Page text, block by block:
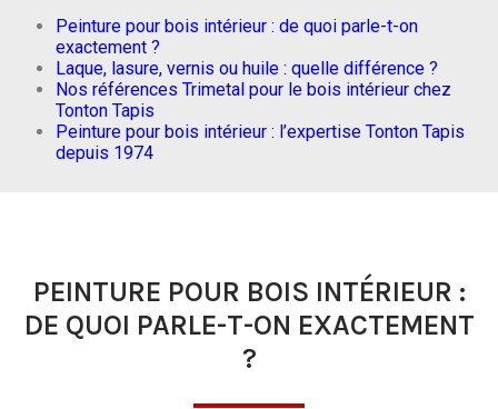
Peinture pour bois intérieur : de quoi parle-t-on
exactement ?
Laque, lasure, vernis ou huile : quelle différence ?
Nos références Trimetal pour le bois intérieur chez
Tonton Tapis
Peinture pour bois intérieur : l’expertise Tonton Tapis
depuis 1974
PEINTURE POUR BOIS INTÉRIEUR :
DE QUOI PARLE-T-ON EXACTEMENT
?